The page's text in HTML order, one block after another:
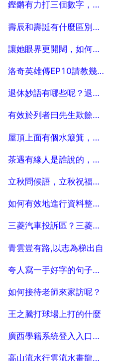
鏗鏘有力打三個數字，節奏鏗鏘打乙個數字
2025-07-04 壽辰和壽誕有什麼區別？壽誕壽辰有什麼區別
2025-07-04 讓她眼界更開闊，如何在早期培養小孩的情商？
2025-07-04 洛奇英雄傳EP10請教幾個附魔的出處
2025-07-04 退休妙語有哪些呢？退休金句幽默
2025-07-04 有效於列者曰先生欺餘哉翻譯
2025-07-04 屋頂上面有個水簸箕，那是幹嘛的呀？
2025-07-04 茶遇有緣人是誰說的，茶遇有緣人的下一句
2025-07-04 立秋問候語，立秋祝福問候語38句
2025-07-04 如何有效地進行資料整理，提高自身的工作效率？
2025-07-04 三菱汽車投訴區？三菱的召回汽車
2025-07-04
青雲豈有路,以志為梯出自
2025-07-04 夸人寫一手好字的句子，讚美一手好字的句子有哪些？
2025-07-04
如何接待老師來家訪呢？
2025-07-04
王之騰打球場上打的什麼
2025-07-04 廣西學籍系統登入入口是什麼？
2025-07-04 高山流水行雲流水畫龍點睛造句？